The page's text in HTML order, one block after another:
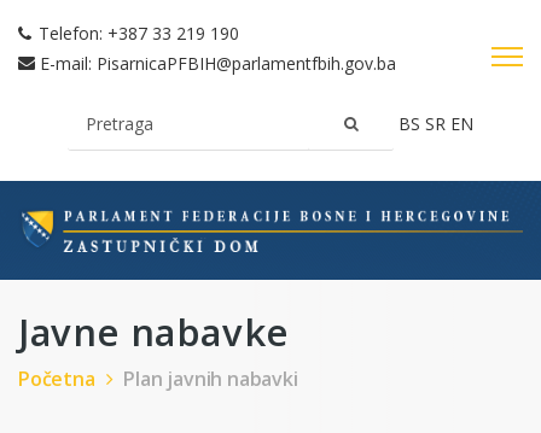
Telefon: +387 33 219 190
E-mail: PisarnicaPFBIH@parlamentfbih.gov.ba
BS SR EN
Javne nabavke
Početna Plan javnih nabavki